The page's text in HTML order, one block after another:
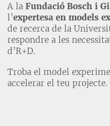
A la Fundació Bosch i
l’expertesa en models
de recerca de la
respondre a les
d’R+D.
Troba el model
accelerar el teu projecte.